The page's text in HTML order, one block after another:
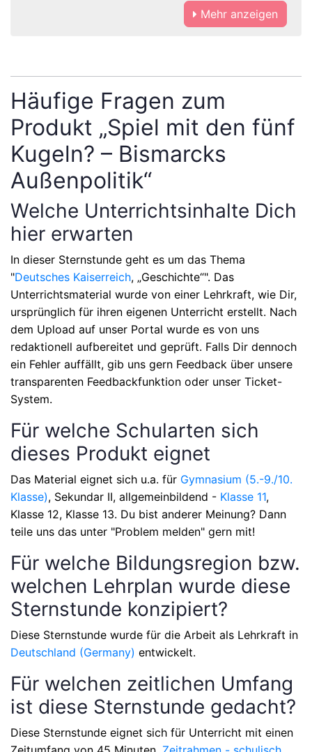
Mehr anzeigen
Häufige Fragen zum
Produkt „Spiel mit den fünf
Kugeln? – Bismarcks
Außenpolitik“
Welche Unterrichtsinhalte Dich
hier erwarten
In dieser Sternstunde geht es um das Thema
"Deutsches Kaiserreich, „Geschichte“". Das
Unterrichtsmaterial wurde von einer Lehrkraft, wie Dir,
ursprünglich für ihren eigenen Unterricht erstellt. Nach
dem Upload auf unser Portal wurde es von uns
redaktionell aufbereitet und geprüft. Falls Dir dennoch
ein Fehler auffällt, gib uns gern Feedback über unsere
transparenten Feedbackfunktion oder unser Ticket-
System.
Für welche Schularten sich
dieses Produkt eignet
Das Material eignet sich u.a. für Gymnasium (5.-9./10.
Klasse), Sekundar II, allgemeinbildend - Klasse 11,
Klasse 12, Klasse 13. Du bist anderer Meinung? Dann
teile uns das unter "Problem melden" gern mit!
Für welche Bildungsregion bzw.
welchen Lehrplan wurde diese
Sternstunde konzipiert?
Diese Sternstunde wurde für die Arbeit als Lehrkraft in
Deutschland (Germany) entwickelt.
Für welchen zeitlichen Umfang
ist diese Sternstunde gedacht?
Diese Sternstunde eignet sich für Unterricht mit einen